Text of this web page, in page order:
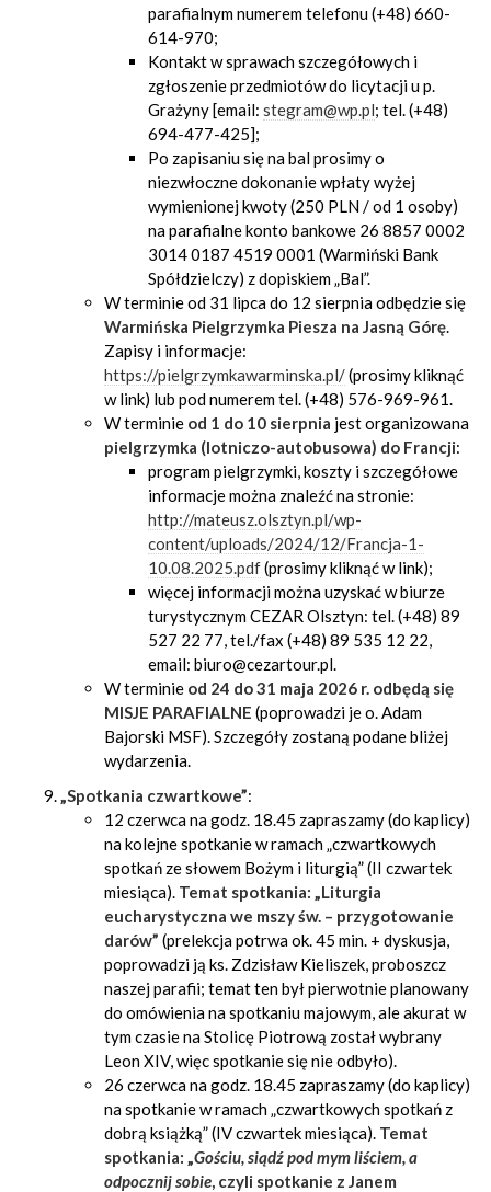
parafialnym numerem telefonu (+48) 660-
614-970;
Kontakt w sprawach szczegółowych i
zgłoszenie przedmiotów do licytacji u p.
Grażyny [email: stegram@wp.pl; tel. (+48)
694-477-425];
Po zapisaniu się na bal prosimy o
niezwłoczne dokonanie wpłaty wyżej
wymienionej kwoty (250 PLN / od 1 osoby)
na parafialne konto bankowe 26 8857 0002
3014 0187 4519 0001 (Warmiński Bank
Spółdzielczy) z dopiskiem „Bal”.
W terminie od 31 lipca do 12 sierpnia odbędzie się
Warmińska Pielgrzymka Piesza na Jasną Górę.
Zapisy i informacje:
https://pielgrzymkawarminska.pl/(prosimy kliknąć
w link) lub pod numerem tel. (+48) 576-969-961.
W terminie od 1 do 10 sierpnia jest organizowana
pielgrzymka (lotniczo-autobusowa) do Francji:
program pielgrzymki, koszty i szczegółowe
informacje można znaleźć na stronie:
http://mateusz.olsztyn.pl/wp-
content/uploads/2024/12/Francja-1-
10.08.2025.pdf(prosimy kliknąć w link);
więcej informacji można uzyskać w biurze
turystycznym CEZAR Olsztyn: tel. (+48) 89
527 22 77, tel./fax (+48) 89 535 12 22,
email: biuro@cezartour.pl.
W terminie od 24 do 31 maja 2026 r. odbędą się
MISJE PARAFIALNE (poprowadzi je o. Adam
Bajorski MSF). Szczegóły zostaną podane bliżej
wydarzenia.
„Spotkania czwartkowe”:
12 czerwca na godz. 18.45 zapraszamy (do kaplicy)
na kolejne spotkanie w ramach „czwartkowych
spotkań ze słowem Bożym i liturgią” (II czwartek
miesiąca). Temat spotkania: „Liturgia
eucharystyczna we mszy św. – przygotowanie
darów” (prelekcja potrwa ok. 45 min. + dyskusja,
poprowadzi ją ks. Zdzisław Kieliszek, proboszcz
naszej parafii; temat ten był pierwotnie planowany
do omówienia na spotkaniu majowym, ale akurat w
tym czasie na Stolicę Piotrową został wybrany
Leon XIV, więc spotkanie się nie odbyło).
26 czerwca na godz. 18.45 zapraszamy (do kaplicy)
na spotkanie w ramach „czwartkowych spotkań z
dobrą książką” (IV czwartek miesiąca). Temat
spotkania: „Gościu, siądź pod mym liściem, a
odpocznij sobie, czyli spotkanie z Janem